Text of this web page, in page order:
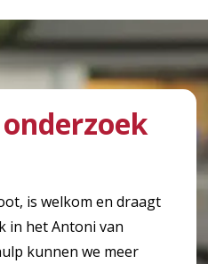
is welkom en draagt
in het Antoni van
kunnen we meer